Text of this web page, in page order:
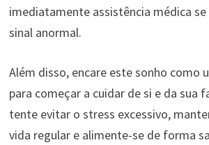
imediatamente assistência médica
sinal anormal.
Além disso, encare este sonho como
para começar a cuidar de si e da sua
tente evitar o stress excessivo,
vida regular e alimente-se de forma